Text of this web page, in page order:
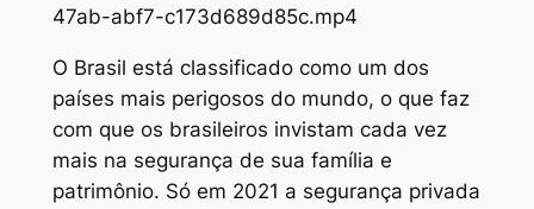
47ab-abf7-c173d689d85c.mp4
O Brasil está classificado como um dos
países mais perigosos do mundo, o que faz
com que os brasileiros invistam cada vez
mais na segurança de sua família e
patrimônio. Só em 2021 a segurança privada